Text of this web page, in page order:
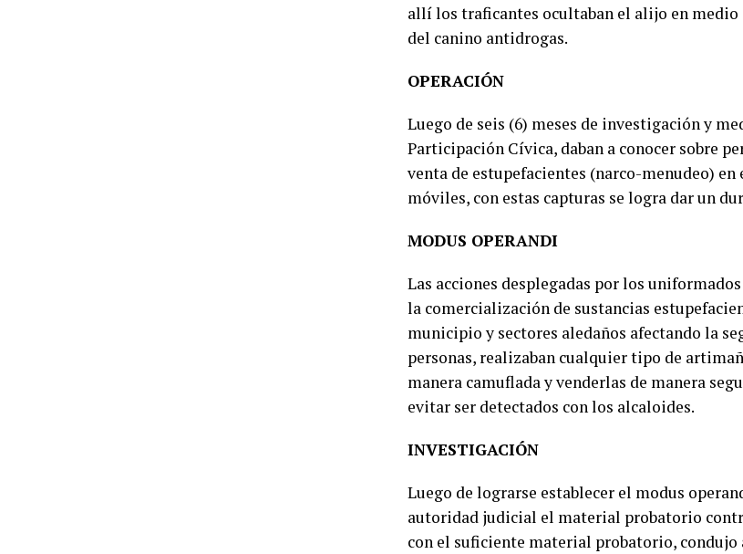
allí los traficantes ocultaban el alijo en
del canino antidrogas.
OPERACIÓN
Luego de seis (6) meses de investigación y
Participación Cívica, daban a conocer sobre
venta de estupefacientes (narco-menudeo)
móviles, con estas capturas se logra dar un
MODUS OPERANDI
Las acciones desplegadas por los
la comercialización de sustancias
municipio y sectores aledaños afectando la
personas, realizaban cualquier tipo de
manera camuflada y venderlas de manera
evitar ser detectados con los alcaloides.
INVESTIGACIÓN
Luego de lograrse establecer el modus
autoridad judicial el material probatorio
con el suficiente material probatorio,